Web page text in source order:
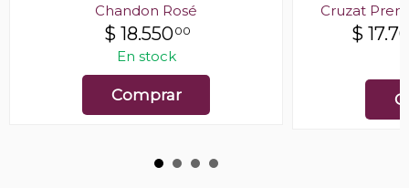
Chandon Rosé
$ 18.55000
En stock
Comprar
Cruzat
$